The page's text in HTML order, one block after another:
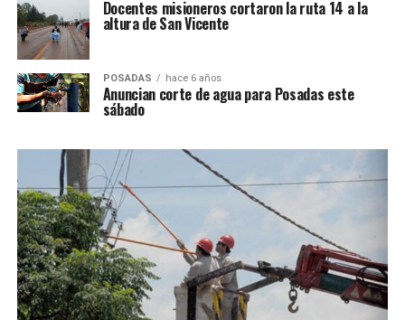
Docentes misioneros cortaron la ruta 14 a la
altura de San Vicente
POSADAS hace 6 años
Anuncian corte de agua para Posadas este
sábado